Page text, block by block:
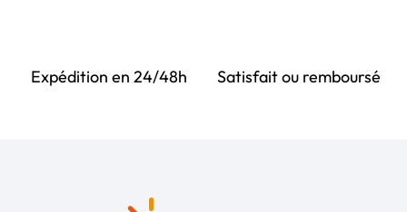
Expédition en 24/48h Satisfait ou remboursé